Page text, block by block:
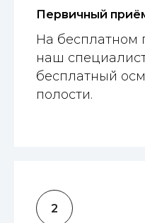
Первичный
На бесплатном
наш
бесплатный
полости.